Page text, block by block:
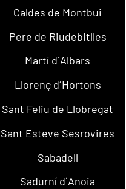
Caldes de Montbui
Pere de Riudebitlles
Martí d´Albars
Llorenç d´Hortons
Sant Feliu de Llobregat
Sant Esteve Sesrovires
Sabadell
Sadurní d´Anoia